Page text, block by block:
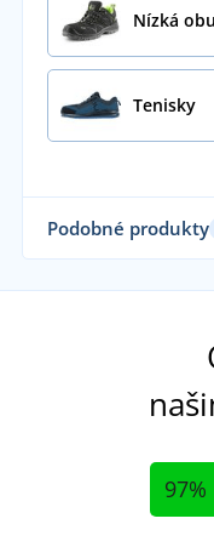
Nízká
Tenisky
Podobné produkty
97%